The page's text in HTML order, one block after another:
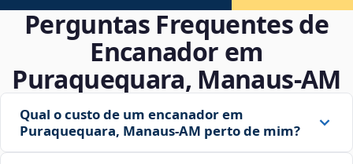
Perguntas Frequentes de
Encanador em
Puraquequara, Manaus‑AM
Qual o custo de um encanador em
Puraquequara, Manaus‑AM perto de mim?